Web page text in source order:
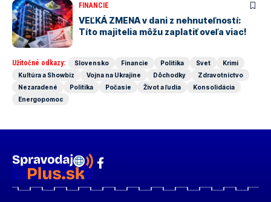
FINANCIE
VEĽKÁ ZMENA v dani z nehnuteľností:
Títo majitelia môžu zaplatiť oveľa viac!
Užitočné odkazy: Slovensko Financie Politika Svet
Krimi
Kultúra a Showbiz
Vojna na Ukrajine Dôchodky
Zdravotníctvo
Nezaradené
Politika Počasie Život a ľudia
Konsolidácia
Energopomoc